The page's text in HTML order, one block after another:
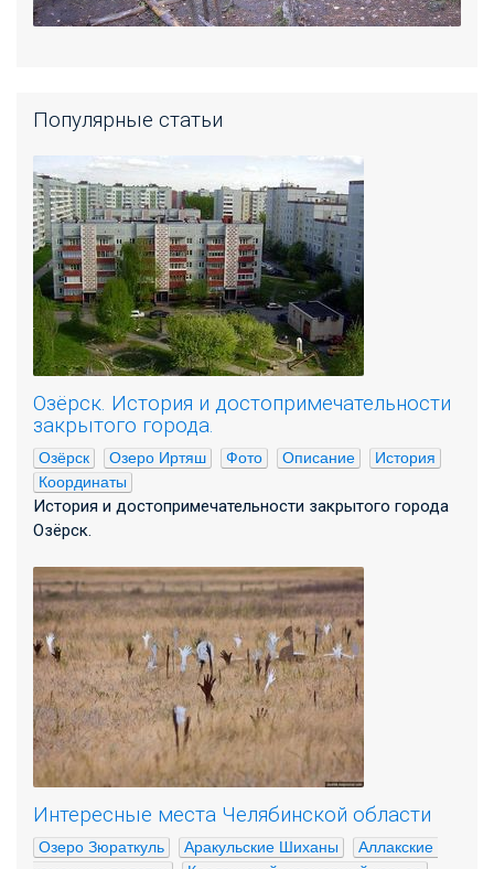
Популярные статьи
Озёрск. История и достопримечательности
закрытого города.
Озёрск Озеро Иртяш Фото Описание
История
Координаты
История и достопримечательности закрытого города
Озёрск.
Интересные места Челябинской области
Озеро Зюраткуль Аракульские Шиханы
Аллакские